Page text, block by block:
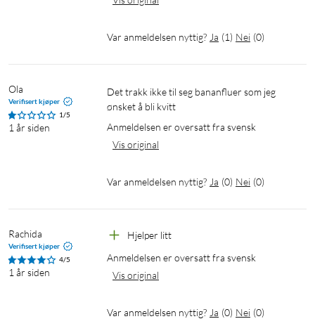
Var anmeldelsen nyttig? Ja (1) Nei (0)
Ola
Verifisert kjøper
1/5
1 år siden
Det trakk ikke til seg bananfluer som jeg
ønsket å bli kvitt
Anmeldelsen er oversatt fra svensk
Vis original
Var anmeldelsen nyttig? Ja (0) Nei (0)
Rachida
Verifisert kjøper
4/5
1 år siden
Hjelper litt
Anmeldelsen er oversatt fra svensk
Vis original
Var anmeldelsen nyttig? Ja (0) Nei (0)